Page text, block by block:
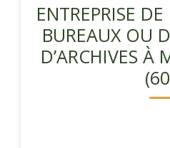
ENTREPRISE
BUREAUX OU
D’ARCHIVES À